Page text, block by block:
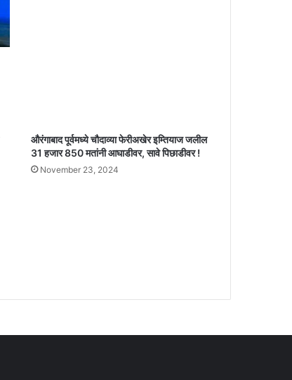
औरंगाबाद पूर्वमध्ये चौदाव्या फेरीअखेर इम्तियाज जलील
31 हजार 850 मतांनी आघाडीवर, सावे पिछाडीवर !
November 23, 2024